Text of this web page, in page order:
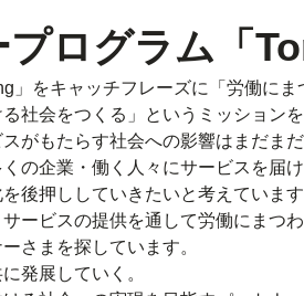
ログラム 「
」をキャッチフレーズに「労働に
社会をつくる」というミッション
がもたらす社会への影響はまだま
の企業・働く人々にサービスを届
後押ししていきたいと考えていま
ービスの提供を通して労働にまつ
さまを探しています。
発展していく。